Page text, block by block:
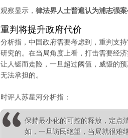
观察显示， 律法界人士普遍认为浦志强
重判将提升政府代价
分析指，中国政府需要考虑到，重判支
研究的。在当局角度上看，打击需要经
让人铤而走险，一旦超过阈值，威慑的
无法承担的。
时评人苏星河分析指：
保持最小化的可控的释放，定点
如，一旦访民绝望，当局就很难